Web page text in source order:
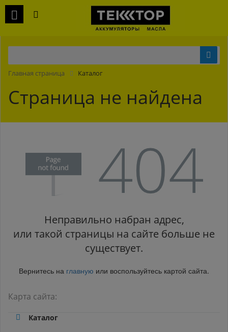
Главная страница Каталог
Страница не найдена
Неправильно набран адрес,
или такой страницы на сайте больше не
существует.
Вернитесь на главную или воспользуйтесь картой сайта.
Карта сайта:
Каталог